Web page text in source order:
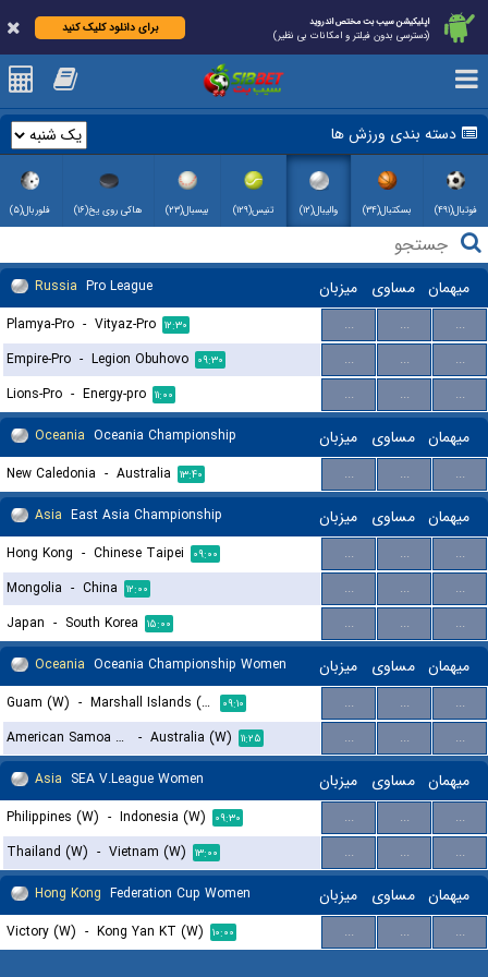
اپلیکیشن سیب بت مختص اندروید
(دسترسی بدون فیلتر و امکانات بی نظیر)
برای دانلود کلیک کنید
دسته بندی ورزش ها
فوتبال(۴۹۱) بسکتبال(۳۴) والیبال(۱۲) تنیس(۱۲۹) بیسبال(۲۳) هاکی روی یخ(۱۶) فلوربال(۵)
Russia Pro League میزبان مساوی میهمان
Plamya-Pro - Vityaz-Pro ۱۲:۳۰ ... ...
...
Empire-Pro - Legion Obuhovo ۰۹:۳۰ ... ...
...
Lions-Pro - Energy-pro ۱۱:۰۰ ... ...
...
Oceania Oceania Championship میزبان مساوی میهمان
New Caledonia - Australia ۱۳:۴۰ ... ...
...
Asia East Asia Championship میزبان مساوی میهمان
Hong Kong - Chinese Taipei ۰۹:۰۰ ... ...
...
Mongolia - China ۱۲:۰۰ ... ...
...
Japan - South Korea ۱۵:۰۰ ... ...
...
Oceania Oceania Championship Women میزبان مساوی میهمان
Guam (W) - Marshall Islands (W) ۰۹:۱۰ ... ...
...
American Samoa (W)
- Australia (W) ۱۱:۲۵ ... ...
...
Asia SEA V.League Women میزبان مساوی میهمان
Philippines (W) - Indonesia (W) ۰۹:۳۰ ... ...
...
Thailand (W) - Vietnam (W) ۱۳:۰۰ ... ...
...
Hong Kong Federation Cup Women میزبان مساوی میهمان
Victory (W) - Kong Yan KT (W) ۱۰:۰۰ ... ... ...